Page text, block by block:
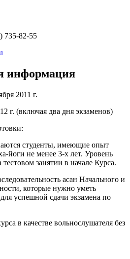
735-82-55
информация
2011 г.
г. (включая два дня экзаменов)
студенты, имеющие опыт
йоги не менее 3-х лет. Уровень
занятии в начале Курса.
асан Начального и
которые нужно уметь
успешной сдачи экзамена по
в качестве вольнослушателя без